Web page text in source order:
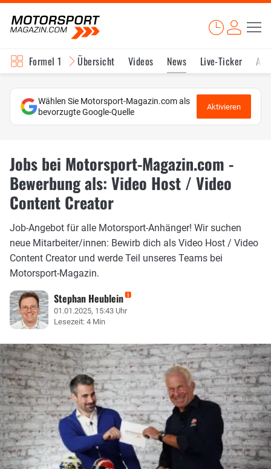
Formel 1 Übersicht Videos News Live-Ticker
Wählen Sie Motorsport-Magazin.com als
bevorzugte Google-Quelle
Aktivieren
Jobs bei Motorsport-Magazin.com -
Bewerbung als: Video Host / Video
Content Creator
Job-Angebot für alle Motorsport-Anhänger! Wir suchen
neue Mitarbeiter/innen: Bewirb dich als Video Host / Video
Content Creator und werde Teil unseres Teams bei
Motorsport-Magazin.
Stephan Heublein
01.01.2025, 15:43 Uhr
Lesezeit: 4 Min